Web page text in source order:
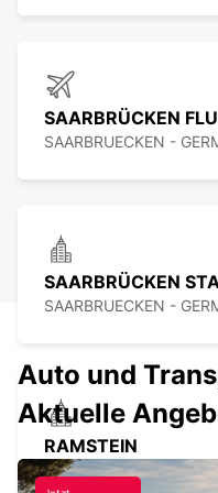
SAARBRÜCKEN
SAARBRUECKEN -
SAARBRÜCKEN
SAARBRUECKEN -
RAMSTEIN
RAMSTEIN - GERMANY
Auto und
Aktuelle